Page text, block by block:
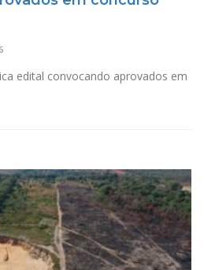
edital convocando aprovados em